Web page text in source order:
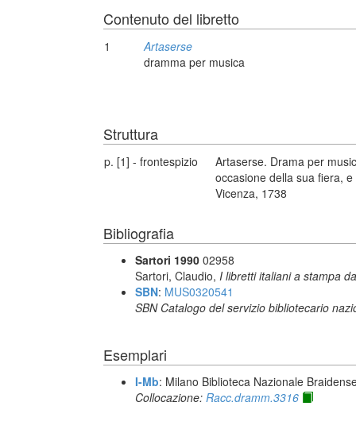
Contenuto del libretto
1
Artaserse
dramma per musica
Struttura
p. [1] - frontespizio
Artaserse. Drama per
occasione della sua fiera,
Vicenza, 1738
Bibliografia
Sartori 1990 02958
Sartori, Claudio, I libretti italiani a stampa
SBN: MUS0320541
SBN Catalogo del servizio bibliotecario
Esemplari
I-Mb: Milano Biblioteca Nazionale
Collocazione: Racc.dramm.3316